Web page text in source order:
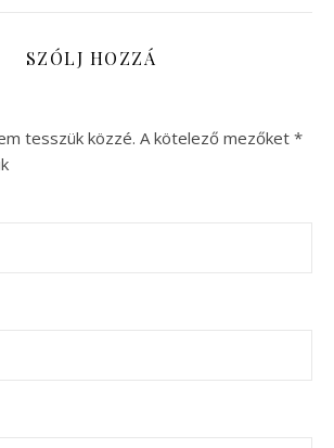
SZÓLJ HOZZÁ
tesszük közzé. A kötelező mezőket *